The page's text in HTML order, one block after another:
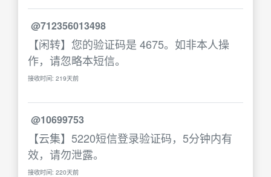
@712356013498
【闲转】您的验证码是 4675。如非本人操
作，请忽略本短信。
接收时间: 219天前
@10699753
【云集】5220短信登录验证码，5分钟内有
效，请勿泄露。
接收时间: 220天前